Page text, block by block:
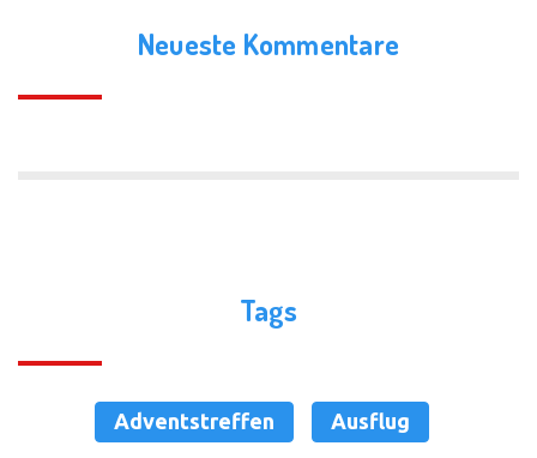
Neueste Kommentare
Tags
Adventstreffen Ausflug